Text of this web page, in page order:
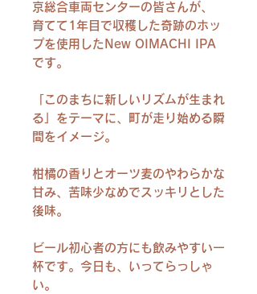
京総合車両センターの皆さんが、
育てて1年目で収穫した奇跡のホッ
プを使用したNew OIMACHI IPA
です。
「このまちに新しいリズムが生まれ
る」をテーマに、町が走り始める瞬
間をイメージ。
柑橘の香りとオーツ麦のやわらかな
甘み、苦味少なめでスッキリとした
後味。
ビール初心者の方にも飲みやすい一
杯です。今日も、いってらっしゃ
い。